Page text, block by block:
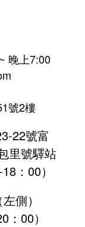
晚上7:00
號2樓
22號富
號驛站
00）
側）
：00）